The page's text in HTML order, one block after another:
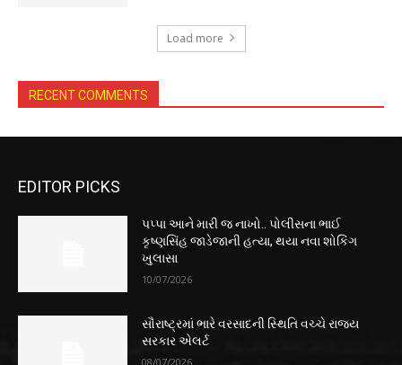
Load more
RECENT COMMENTS
EDITOR PICKS
પપ્પા આને મારી જ નાખો.. પોલીસના ભાઈ
કૃષ્ણસિંહ જાડેજાની હત્યા, થયા નવા શોકિંગ
ખુલાસા
10/07/2026
સૌરાષ્ટ્રમાં ભારે વરસાદની સ્થિતિ વચ્ચે રાજ્ય
સરકાર એલર્ટ
08/07/2026